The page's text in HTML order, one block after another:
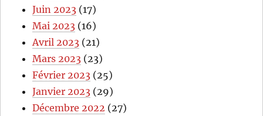
Juin 2023 (17)
Mai 2023 (16)
Avril 2023 (21)
Mars 2023 (23)
Février 2023 (25)
Janvier 2023 (29)
Décembre 2022 (27)